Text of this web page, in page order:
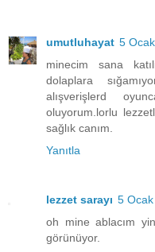
umutluhayat 5
minecim sana
dolaplara
alışverişlerd
oluyorum.lorlu
sağlık canım.
Yanıtla
lezzet sarayı 5
oh mine ablacım
görünüyor.